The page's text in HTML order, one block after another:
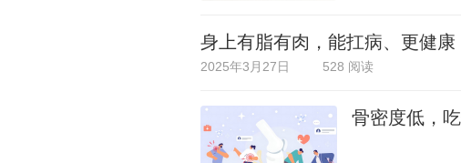
身上有脂有肉，能扛病、更健康
2025年3月27日 528 阅读
骨密度低，